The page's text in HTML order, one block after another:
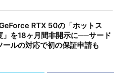
RTX 50の「ホットス
」を18ヶ月間非開示に──サード
ールの対応で初の保証申請も